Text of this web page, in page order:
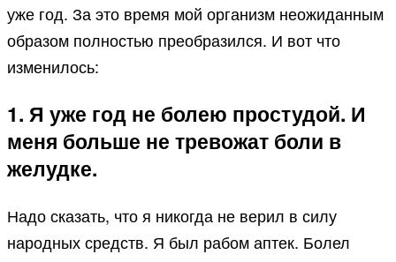
уже год. За это время мой организм неожиданным
образом полностью преобразился. И вот что
изменилось:
1. Я уже год не болею простудой. И
меня больше не тревожат боли в
желудке.
Надо сказать, что я никогда не верил в силу
народных средств. Я был рабом аптек. Болел